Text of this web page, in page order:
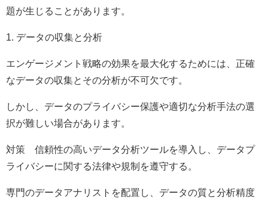
題が生じることがあります。
1. データの収集と分析
エンゲージメント戦略の効果を最大化するためには、正確
なデータの収集とその分析が不可欠です。
しかし、データのプライバシー保護や適切な分析手法の選
択が難しい場合があります。
対策 信頼性の高いデータ分析ツールを導入し、データプ
ライバシーに関する法律や規制を遵守する。
専門のデータアナリストを配置し、データの質と分析精度